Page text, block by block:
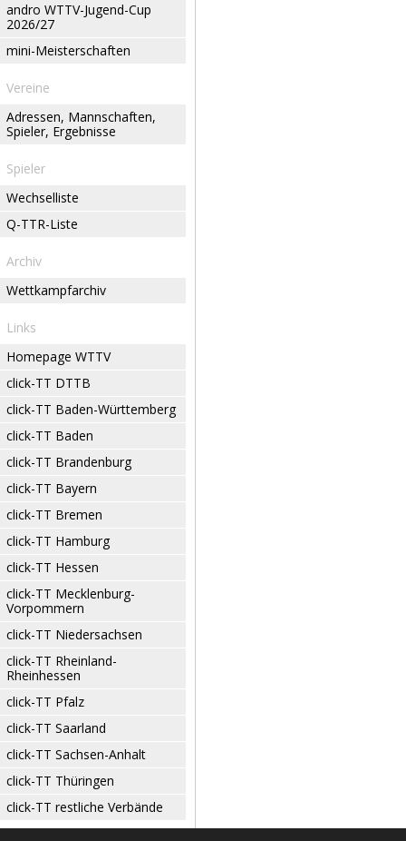
andro WTTV-Jugend-Cup
2026/27
mini-Meisterschaften
Vereine
Adressen, Mannschaften,
Spieler, Ergebnisse
Spieler
Wechselliste
Q-TTR-Liste
Archiv
Wettkampfarchiv
Links
Homepage WTTV
click-TT DTTB
click-TT Baden-Württemberg
click-TT Baden
click-TT Brandenburg
click-TT Bayern
click-TT Bremen
click-TT Hamburg
click-TT Hessen
click-TT Mecklenburg-
Vorpommern
click-TT Niedersachsen
click-TT Rheinland-
Rheinhessen
click-TT Pfalz
click-TT Saarland
click-TT Sachsen-Anhalt
click-TT Thüringen
click-TT restliche Verbände